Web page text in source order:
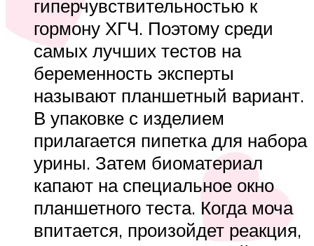
гиперчувствительностью к
гормону ХГЧ. Поэтому среди
самых лучших тестов на
беременность эксперты
называют планшетный вариант.
В упаковке с изделием
прилагается пипетка для набора
урины. Затем биоматериал
капают на специальное окно
планшетного теста. Когда моча
впитается, произойдет реакция,